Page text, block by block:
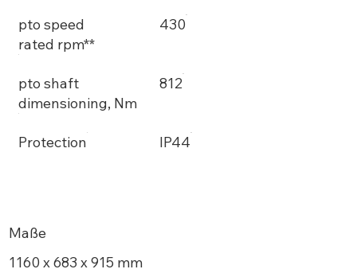
pto speed
rated rpm**
430
pto shaft
dimensioning, Nm
812
Protection IP44
Maße
1160 x 683 x 915 mm